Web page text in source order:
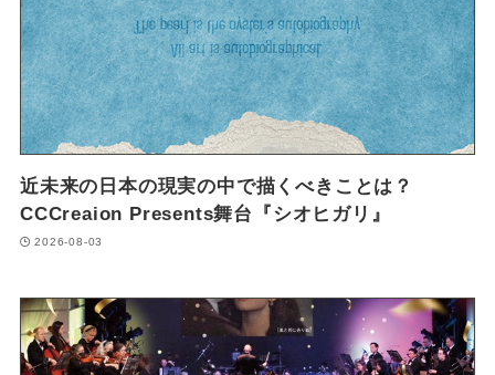
近未来の日本の現実の中で描くべきことは？
CCCreaion Presents舞台『シオヒガリ』
2026-08-03